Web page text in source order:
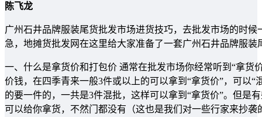
陈飞龙
广州石井品牌服装尾货批发市场进货技巧，去批发市场的时
急，地摊货批发网在这里给大家准备了一套广州石井品牌服
一、什么是拿货价和打包价 通常在批发市场你经常听到“拿货
价钱，在四季青来一般3件或以上的可以拿到“拿货价”，可以
的要一件的，一共是3件混批，这样可以拿到“拿货价”。但是
可以给你拿货，不然门都没有（这也是我们对一些行家来抄